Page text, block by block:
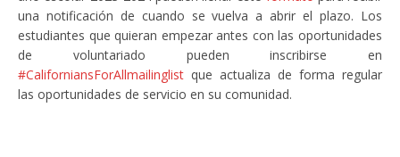
una notificación de cuando se vuelva a abrir el plazo. Los
estudiantes que quieran empezar antes con las oportunidades
de voluntariado pueden inscribirse en
#CaliforniansForAllmailinglist que actualiza de forma regular
las oportunidades de servicio en su comunidad.